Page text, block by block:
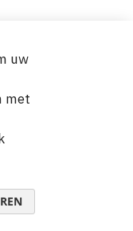
uw
met